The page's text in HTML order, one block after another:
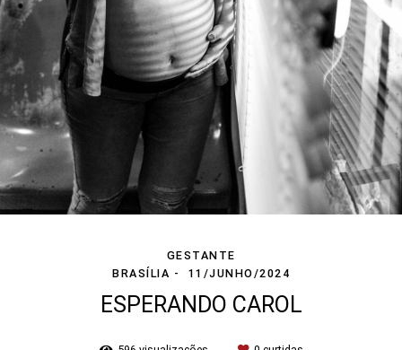
GESTANTE
BRASÍLIA
11/JUNHO/2024
ESPERANDO CAROL